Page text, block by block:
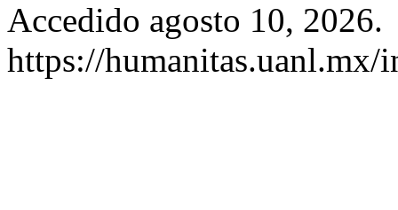
Accedido agosto 10, 2026.
https://